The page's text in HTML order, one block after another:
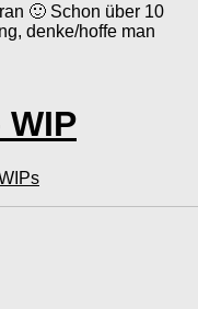
🙂 Schon über 10
denke/hoffe man